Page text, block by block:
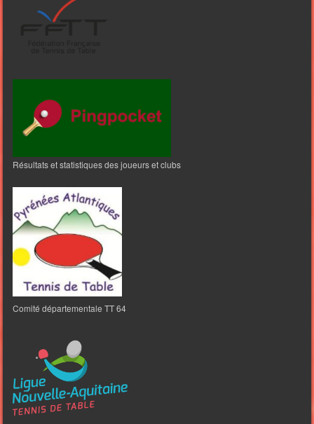
Résultats et statistiques des joueurs et clubs
Comité départementale TT 64